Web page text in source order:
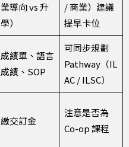
業導向 vs 升
學）
/ 商業）建議
提早卡位
成績單、語言
成績、SOP
可同步規劃
Pathway（IL
AC / ILSC）
繳交訂金
注意是否為
Co-op 課程